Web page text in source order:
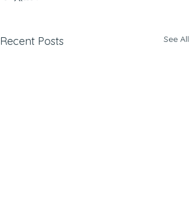
Recent Posts See All